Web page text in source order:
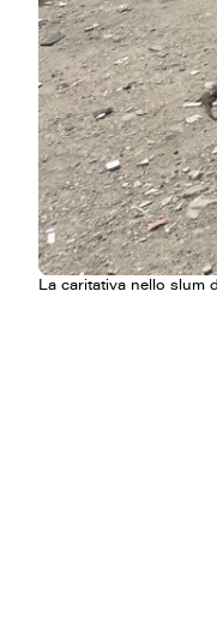
La caritativa nello slum